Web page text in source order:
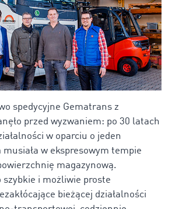
spedycyjne Gematrans z
przed wyzwaniem: po 30 latach
w oparciu o jeden
w ekspresowym tempie
magazynową.
szybkie i możliwie proste
bieżącej działalności